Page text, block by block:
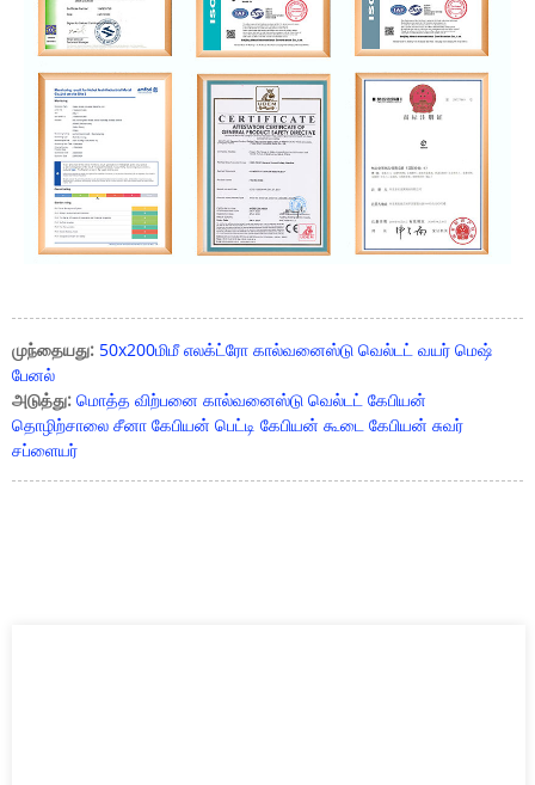
முந்தையது: 50x200மிமீ எலக்ட்ரோ கால்வனைஸ்டு வெல்டட் வயர் மெஷ்
பேனல்
அடுத்து: மொத்த விற்பனை கால்வனைஸ்டு வெல்டட் கேபியன்
தொழிற்சாலை சீனா கேபியன் பெட்டி கேபியன் கூடை கேபியன் சுவர்
சப்ளையர்